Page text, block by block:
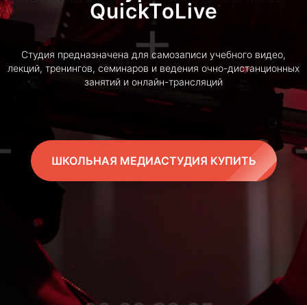
QuickToLive
Студия предназначена для самозаписи учебного видео,
лекций, тренингов, семинаров и ведения очно-дистанционных
занятий и онлайн-трансляций
ШКОЛЬНАЯ МЕДИАСТУДИЯ КУПИТЬ